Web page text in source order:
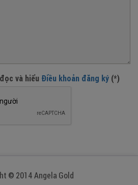
và hiểu Điều khoản đăng ký (*)
© 2014 Angela Gold